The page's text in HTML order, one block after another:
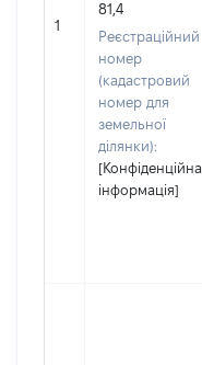
1
81,4
Реєстраційний
номер
(кадастровий
номер для
земельної
ділянки):
[Конфіденційна
інформація]